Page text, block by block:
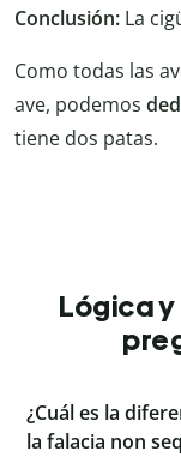
Conclusión: La
Como todas las
ave, podemos
tiene dos patas.
Lógica
¿Cuál es la
la falacia non